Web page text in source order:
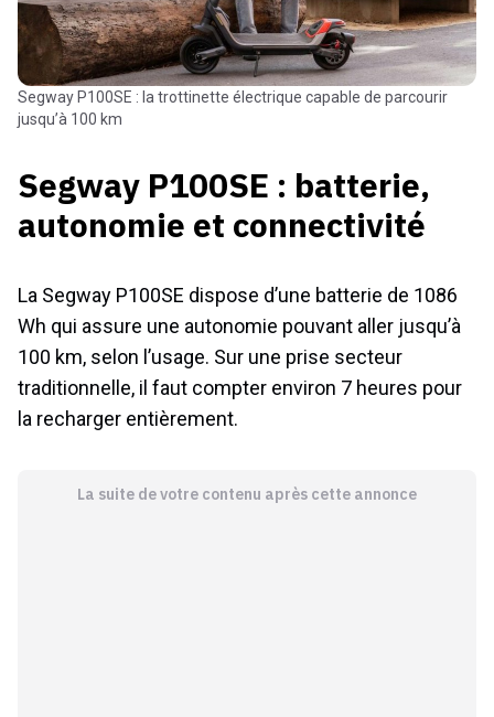
Segway P100SE : la trottinette électrique capable de parcourir
jusqu’à 100 km
Segway P100SE : batterie,
autonomie et connectivité
La Segway P100SE dispose d’une batterie de 1086
Wh qui assure une autonomie pouvant aller jusqu’à
100 km, selon l’usage. Sur une prise secteur
traditionnelle, il faut compter environ 7 heures pour
la recharger entièrement.
La suite de votre contenu après cette annonce